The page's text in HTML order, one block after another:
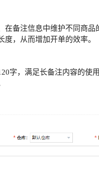
在备注信息中维护不同商
，从而增加开单的效率。
字，满足长备注内容的使